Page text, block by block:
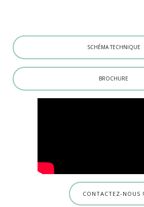
SCHÉMA TECHNIQUE
BROCHURE
CONTACTEZ-NOUS !